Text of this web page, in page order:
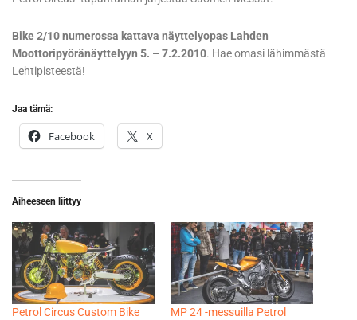
Bike 2/10 numerossa kattava näyttelyopas Lahden
Moottoripyöränäyttelyyn 5. – 7.2.2010. Hae omasi lähimmästä
Lehtipisteestä!
Jaa tämä:
Facebook X
Aiheeseen liittyy
Petrol Circus Custom Bike
MP 24 -messuilla Petrol